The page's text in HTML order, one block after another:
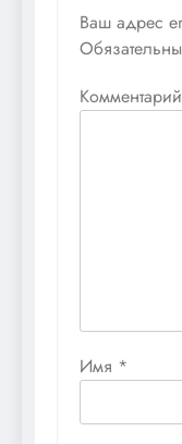
Ваш адрес
Комментарий
Имя *